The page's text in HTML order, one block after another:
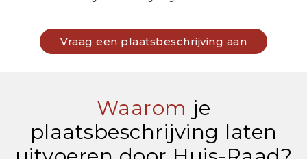
Vraag een plaatsbeschrijving aan
Waarom je
plaatsbeschrijving laten